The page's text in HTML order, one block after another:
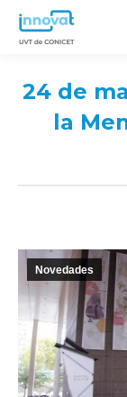
24 de
la
Novedades